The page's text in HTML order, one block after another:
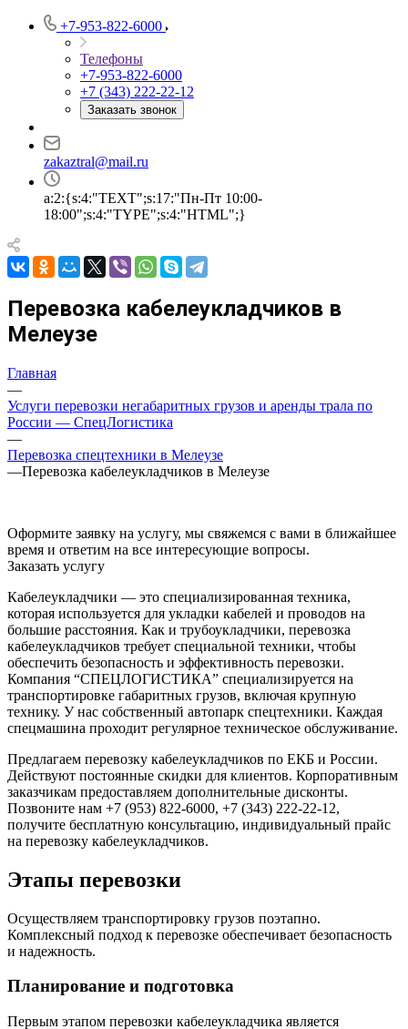
+7-953-822-6000
Телефоны
+7-953-822-6000
+7 (343) 222-22-12
Заказать звонок
zakaztral@mail.ru
a:2:{s:4:"TEXT";s:17:"Пн-Пт 10:00-
18:00";s:4:"TYPE";s:4:"HTML";}
Перевозка кабелеукладчиков в
Мелеузе
Главная
—
Услуги перевозки негабаритных грузов и аренды трала по
России — СпецЛогистика
—
Перевозка спецтехники в Мелеузе
—Перевозка кабелеукладчиков в Мелеузе
Оформите заявку на услугу, мы свяжемся с вами в ближайшее
время и ответим на все интересующие вопросы.
Заказать услугу
Кабелеукладчики — это специализированная техника,
которая используется для укладки кабелей и проводов на
большие расстояния. Как и трубоукладчики, перевозка
кабелеукладчиков требует специальной техники, чтобы
обеспечить безопасность и эффективность перевозки.
Компания “СПЕЦЛОГИСТИКА” специализируется на
транспортировке габаритных грузов, включая крупную
технику. У нас собственный автопарк спецтехники. Каждая
спецмашина проходит регулярное техническое обслуживание.
Предлагаем перевозку кабелеукладчиков по ЕКБ и России.
Действуют постоянные скидки для клиентов. Корпоративным
заказчикам предоставляем дополнительные дисконты.
Позвоните нам +7 (953) 822-6000, +7 (343) 222-22-12,
получите бесплатную консультацию, индивидуальный прайс
на перевозку кабелеукладчиков.
Этапы перевозки
Осуществляем транспортировку грузов поэтапно.
Комплексный подход к перевозке обеспечивает безопасность
и надежность.
Планирование и подготовка
Первым этапом перевозки кабелеукладчика является